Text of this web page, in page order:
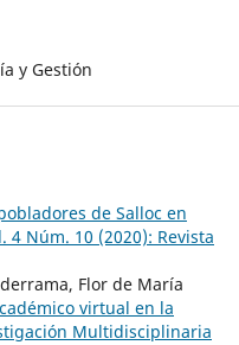
y Gestión
de Salloc en
4 Núm. 10 (2020): Revista
Flor de María
virtual en la
Multidisciplinaria